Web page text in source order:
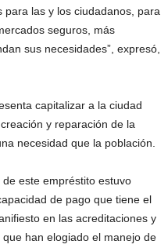
las y los ciudadanos, para
seguros, más
sus necesidades”, expresó,
capitalizar a la ciudad
y reparación de la
necesidad que la población.
este empréstito estuvo
de pago que tiene el
en las acreditaciones y
han elogiado el manejo de